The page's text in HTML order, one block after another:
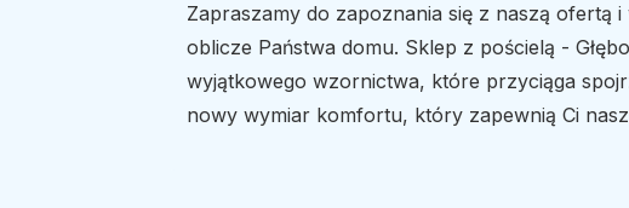
Zapraszamy do zapoznania się z naszą ofertą
oblicze Państwa domu. Sklep z pościelą -
wyjątkowego wzornictwa, które przyciąga
nowy wymiar komfortu, który zapewnią Ci